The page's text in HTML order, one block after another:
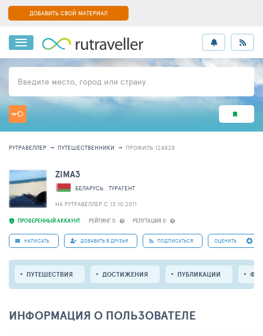
ДОБАВИТЬ СВОЙ МАТЕРИАЛ
Введите место, город или страну
РУТРАВЕЛЛЕР ПУТЕШЕСТВЕННИКИ ПРОФИЛЬ 124828
ПРОВЕРЕННЫЙ АККАУНТ РЕЙТИНГ 0 РЕПУТАЦИЯ 0
ZIMA3
БЕЛАРУСЬ
ТУРАГЕНТ
НА РУТРАВЕЛЛЕР C 13.10.2011
НАПИСАТЬ ДОБАВИТЬ В ДРУЗЬЯ ПОДПИСАТЬСЯ ОЦЕНИТЬ
ПУТЕШЕСТВИЯ ДОСТИЖЕНИЯ ПУБЛИКАЦИИ
ИНФОРМАЦИЯ О ПОЛЬЗОВАТЕЛЕ